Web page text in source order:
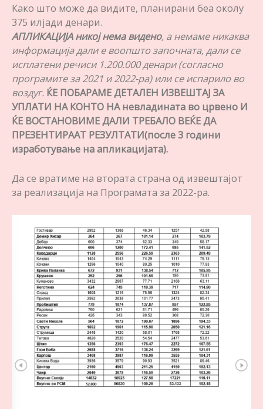
Како што може да видите, планирани беа околу
375 илјади денари.
АПЛИКАЦИЈА никој немавидено, а немаме никаква
информација дали е воопшто започната, дали се
исплатени речиси 1.200.000 денари (согласно
програмите за 2021 и 2022-ра) или се испарило во
воздуг. ЌЕ ПОБАРАМЕ ДЕТАЛЕН ИЗВЕШТАЈ ЗА
УПЛАТИ НА КОНТО НА невладината во црвено И
ЌЕ ВОСТАНОВИМЕ ДАЛИ ТРЕБАЛО ВЕЌЕ ДА
ПРЕЗЕНТИРААТ РЕЗУЛТАТИ(после 3 години
изработување на апликацијата).
Да се вратиме на втората страна од извештајот
за реализација на Програмата за 2022-ра.